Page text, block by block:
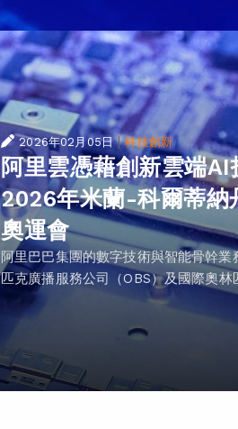
2026年02月05日 |科技創新
阿里雲憑藉創新雲端
2026年米蘭-科爾蒂納
奧運會
阿里巴巴集團的數字技術與智能骨幹業
匹克廣播服務公司（OBS）及國際奧林